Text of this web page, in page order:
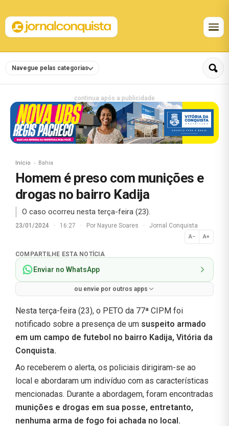
Navegue pelas categorias
continua após a publicidade
Início Bahia
Homem é preso com munições e
drogas no bairro Kadija
O caso ocorreu nesta terça-feira (23).
23/01/2024 · 16:27 · Por Nayure Soares · Jornal Conquista
A− A+
Normal
COMPARTILHE ESTA NOTÍCIA
Enviar no WhatsApp
ou envie por outros apps
Nesta terça-feira (23), o PETO da 77ª CIPM foi
notificado sobre a presença de um suspeito armado
em um campo de futebol no bairro Kadija, Vitória da
Conquista.
Ao receberem o alerta, os policiais dirigiram-se ao
local e abordaram um indivíduo com as características
mencionadas. Durante a abordagem, foram encontradas
munições e drogas em sua posse, entretanto,
nenhuma arma de fogo foi achada no local.